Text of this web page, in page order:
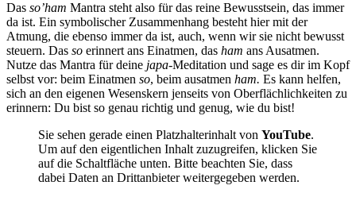
Das so’ham Mantra steht also für das reine Bewusstsein, das immer
da ist. Ein symbolischer Zusammenhang besteht hier mit der
Atmung, die ebenso immer da ist, auch, wenn wir sie nicht bewusst
steuern. Das so erinnert ans Einatmen, das ham ans Ausatmen.
Nutze das Mantra für deine japa-Meditation und sage es dir im Kopf
selbst vor: beim Einatmen so, beim ausatmen ham. Es kann helfen,
sich an den eigenen Wesenskern jenseits von Oberflächlichkeiten zu
erinnern: Du bist so genau richtig und genug, wie du bist!
Sie sehen gerade einen Platzhalterinhalt von YouTube.
Um auf den eigentlichen Inhalt zuzugreifen, klicken Sie
auf die Schaltfläche unten. Bitte beachten Sie, dass
dabei Daten an Drittanbieter weitergegeben werden.